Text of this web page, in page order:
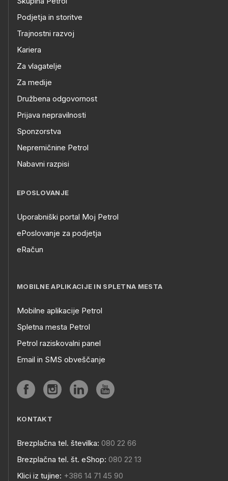
Podjetja in storitve
Trajnostni razvoj
Kariera
Za vlagatelje
Za medije
Družbena odgovornost
Prijava nepravilnosti
Sponzorstva
Nepremičnine Petrol
Nabavni razpisi
EPOSLOVANJE
Uporabniški portal Moj Petrol
ePoslovanje za podjetja
eRačun
MOBILNE APLIKACIJE IN SPLETNA MESTA
Mobilne aplikacije Petrol
Spletna mesta Petrol
Petrol raziskovalni panel
Email in SMS obveščanje
KONTAKT
Brezplačna tel. številka: 080 22 66
Brezplačna tel. št. eShop: 080 22 13
Klici iz tujine: +386 14 71 45 90